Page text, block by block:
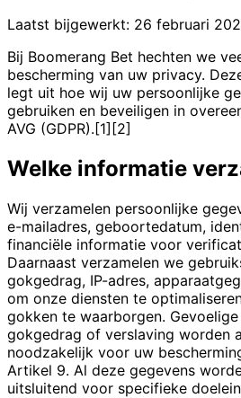
Laatst bijgewerkt: 26 februari
Bij Boomerang Bet hechten we
bescherming van uw privacy.
legt uit hoe wij uw persoonlijke
gebruiken en beveiligen in
AVG (GDPR).[1][2]
Welke informatie
Wij verzamelen persoonlijke
e-mailadres, geboortedatum,
financiële informatie voor
Daarnaast verzamelen we
gokgedrag, IP-adres,
om onze diensten te
gokken te waarborgen.
gokgedrag of verslaving worden
noodzakelijk voor uw
Artikel 9. Al deze gegevens
uitsluitend voor specifieke